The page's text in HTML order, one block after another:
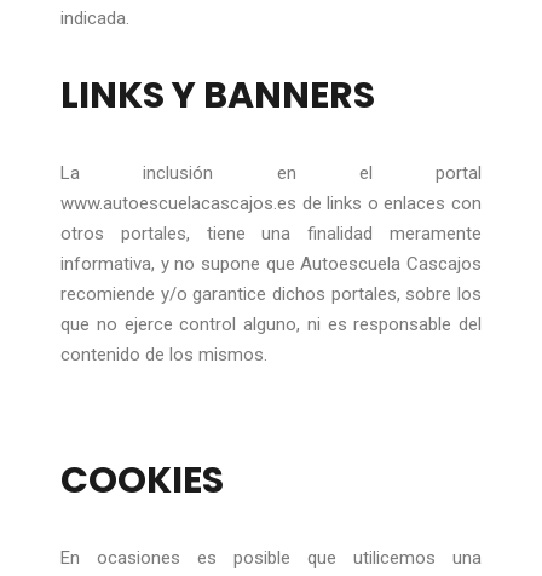
indicada.
LINKS Y BANNERS
La inclusión en el portal
www.autoescuelacascajos.es de links o enlaces con
otros portales, tiene una finalidad meramente
informativa, y no supone que Autoescuela Cascajos
recomiende y/o garantice dichos portales, sobre los
que no ejerce control alguno, ni es responsable del
contenido de los mismos.
COOKIES
En ocasiones es posible que utilicemos una